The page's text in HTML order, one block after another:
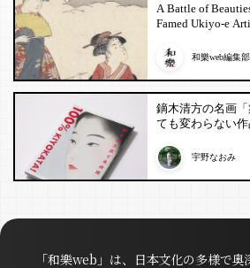
A Battle of
Famed Ukiyo-e
和樂web編集部
鏑木清方の名画
ても変わらない
宇野なおみ
「和樂web」は、日本文化の多様で